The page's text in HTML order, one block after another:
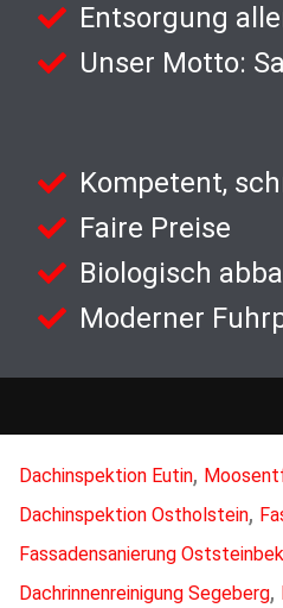
Entsorgung
Unser Motto:
Kompetent,
Faire Preise
Biologisch
Moderner
Dachinspektion Eutin,
Dachinspektion Ostholstein,
Fassadensanierung
Dachrinnenreinigung Segeberg,